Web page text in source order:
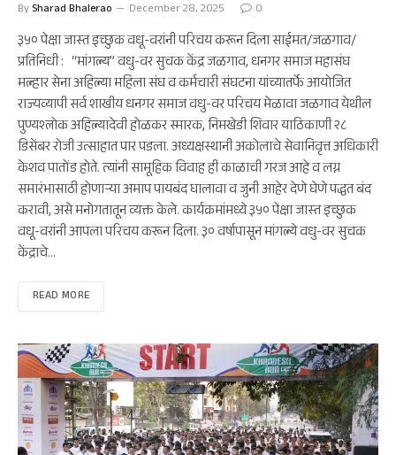
By Sharad Bhalerao December 28, 2025 0
३५० पेक्षा जास्त इच्छुक वधू-वरांनी परिचय करून दिला साईमत/जळगाव/
प्रतिनिधी : “मांगल्य” वधु-वर सुचक केंद्र जळगाव, धनगर समाज महासंघ
मल्हार सेना अहिल्या महिला संघ व कर्मचारी संघटना यांच्यातर्फे आयोजित
राज्यव्यापी सर्व शाखीय धनगर समाज वधु-वर परिचय मेळावा जळगाव येथील
पुण्यश्लोक अहिल्यादेवी होळकर स्मारक, निमखेडी शिवार याठिकाणी २८
डिसेंबर रोजी उत्साहात पार पडला. अध्यक्षस्थानी अकोलाचे सेवानिवृत्त अधिकारी
केशव पातोंड होते. त्यांनी सामूहिक विवाह ही काळाची गरज आहे व लग्न
समारंभासाठी होणाऱ्या अमाप पायबंद घालावा व जुनी आहेर देणे घेणे पद्धत बंद
करावी, असे मनोगतातून व्यक्त केले. कार्यक्रमांमध्ये ३५० पेक्षा जास्त इच्छुक
वधू-वरांनी आपला परिचय करून दिला. ३० वर्षापासून मांगल्ये वधु-वर सुचक
केंद्राचे…
READ MORE